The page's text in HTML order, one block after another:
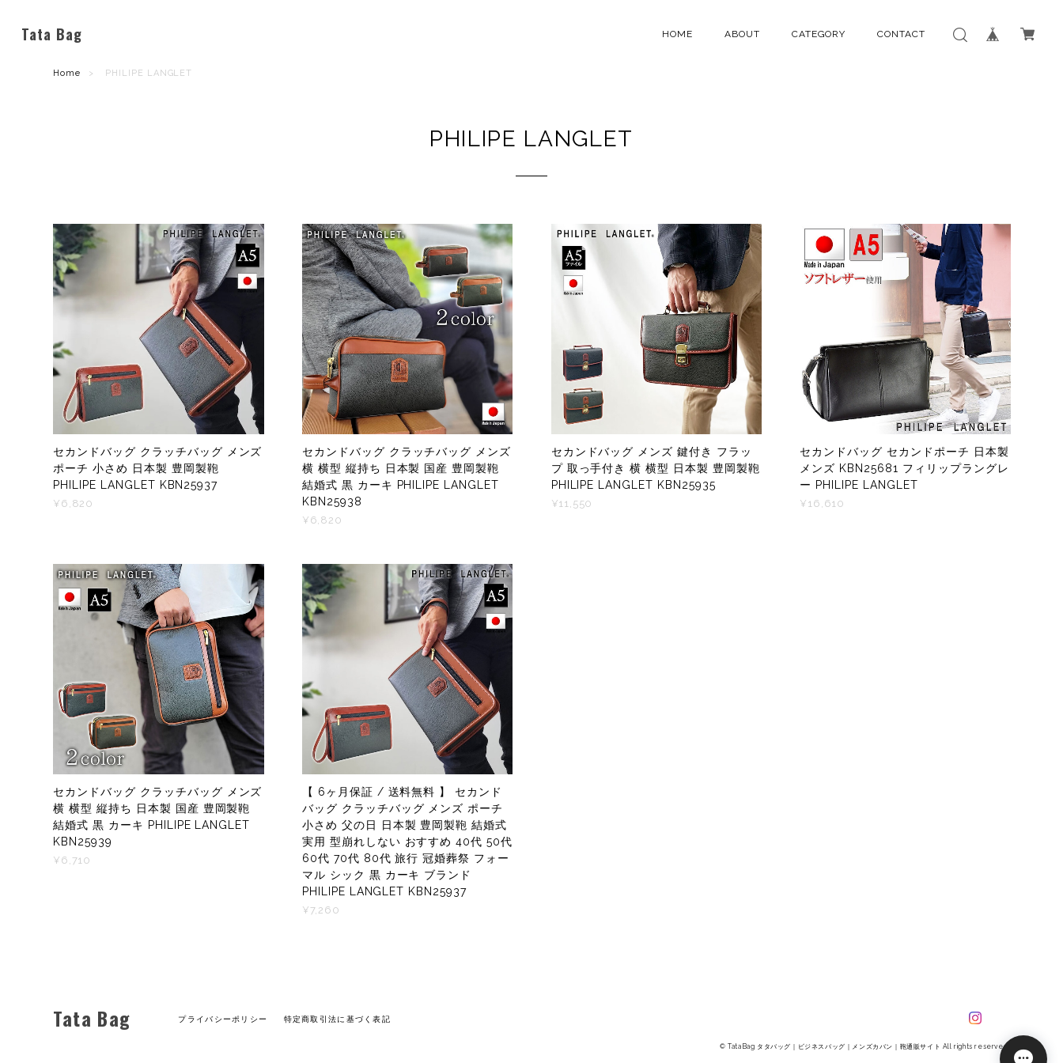
Tata Bag HOME ABOUT CATEGORY CONTACT
Home PHILIPE LANGLET
PHILIPE LANGLET
セカンドバッグ クラッチバッグ メンズ
ポーチ 小さめ 日本製 豊岡製鞄
PHILIPE LANGLET KBN25937
¥6,820
セカンドバッグ クラッチバッグ メンズ
横 横型 縦持ち 日本製 国産 豊岡製鞄
結婚式 黒 カーキ PHILIPE LANGLET
KBN25938
¥6,820
セカンドバッグ メンズ 鍵付き フラッ
プ 取っ手付き 横 横型 日本製 豊岡製鞄
PHILIPE LANGLET KBN25935
¥11,550
セカンドバッグ セカンドポーチ 日本製
メンズ KBN25681 フィリップラングレ
ー PHILIPE LANGLET
¥16,610
セカンドバッグ クラッチバッグ メンズ
横 横型 縦持ち 日本製 国産 豊岡製鞄
結婚式 黒 カーキ PHILIPE LANGLET
KBN25939
¥6,710
【 6ヶ月保証 / 送料無料 】 セカンド
バッグ クラッチバッグ メンズ ポーチ
小さめ 父の日 日本製 豊岡製鞄 結婚式
実用 型崩れしない おすすめ 40代 50代
60代 70代 80代 旅行 冠婚葬祭 フォー
マル シック 黒 カーキ ブランド
PHILIPE LANGLET KBN25937
¥7,260
Tata Bag プライバシーポリシー 特定商取引法に基づく表記
© TataBag タタバッグ｜ビジネスバッグ｜メンズカバン｜鞄通販サイト All rights reserved.